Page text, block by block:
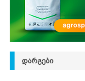
ᲓᲐᲠᲒᲔᲑᲘ